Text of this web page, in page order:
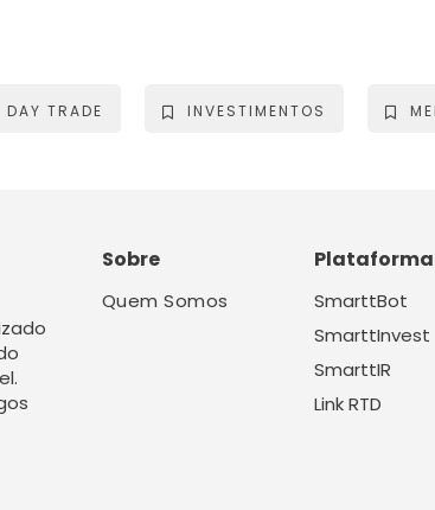
DAY TRADE INVESTIMENTOS
Sobre
Quem Somos
Plataforma
SmarttBot
SmarttInvest
SmarttIR
Link RTD